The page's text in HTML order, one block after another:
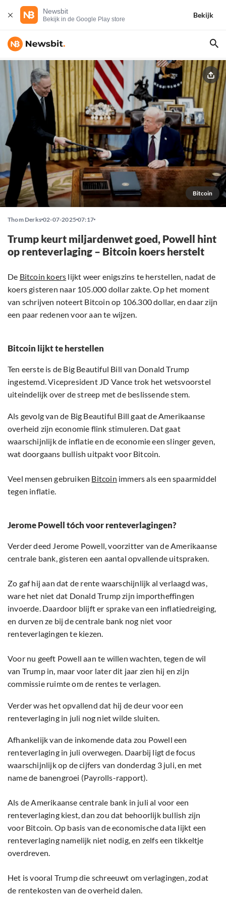
Newsbit
Bekijk in de Google Play store
Bekijk
Bitcoin
Thom Derks 02-07-2025 07:17
Trump keurt miljardenwet goed, Powell hint
op renteverlaging – Bitcoin koers herstelt
De Bitcoin koers lijkt weer enigszins te herstellen, nadat de
koers gisteren naar 105.000 dollar zakte. Op het moment
van schrijven noteert Bitcoin op 106.300 dollar, en daar zijn
een paar redenen voor aan te wijzen.
Bitcoin lijkt te herstellen
Ten eerste is de Big Beautiful Bill van Donald Trump
ingestemd. Vicepresident JD Vance trok het wetsvoorstel
uiteindelijk over de streep met de beslissende stem.
Als gevolg van de Big Beautiful Bill gaat de Amerikaanse
overheid zijn economie flink stimuleren. Dat gaat
waarschijnlijk de inflatie en de economie een slinger geven,
wat doorgaans bullish uitpakt voor Bitcoin.
Veel mensen gebruiken Bitcoin immers als een spaarmiddel
tegen inflatie.
Jerome Powell tóch voor renteverlagingen?
Verder deed Jerome Powell, voorzitter van de Amerikaanse
centrale bank, gisteren een aantal opvallende uitspraken.
Zo gaf hij aan dat de rente waarschijnlijk al verlaagd was,
ware het niet dat Donald Trump zijn importheffingen
invoerde. Daardoor blijft er sprake van een inflatiedreiging,
en durven ze bij de centrale bank nog niet voor
renteverlagingen te kiezen.
Voor nu geeft Powell aan te willen wachten, tegen de wil
van Trump in, maar voor later dit jaar zien hij en zijn
commissie ruimte om de rentes te verlagen.
Verder was het opvallend dat hij de deur voor een
renteverlaging in juli nog niet wilde sluiten.
Afhankelijk van de inkomende data zou Powell een
renteverlaging in juli overwegen. Daarbij ligt de focus
waarschijnlijk op de cijfers van donderdag 3 juli, en met
name de banengroei (Payrolls-rapport).
Als de Amerikaanse centrale bank in juli al voor een
renteverlaging kiest, dan zou dat behoorlijk bullish zijn
voor Bitcoin. Op basis van de economische data lijkt een
renteverlaging namelijk niet nodig, en zelfs een tikkeltje
overdreven.
Het is vooral Trump die schreeuwt om verlagingen, zodat
de rentekosten van de overheid dalen.